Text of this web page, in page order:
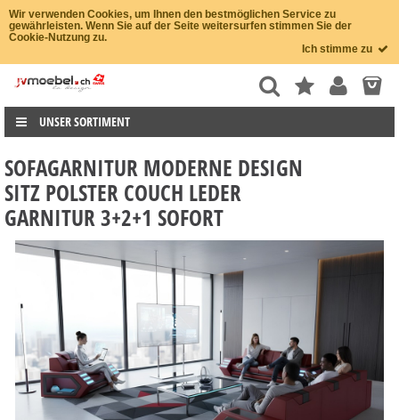
Wir verwenden Cookies, um Ihnen den bestmöglichen Service zu
gewährleisten. Wenn Sie auf der Seite weitersurfen stimmen Sie der
Cookie-Nutzung zu.
Ich stimme zu
UNSER SORTIMENT
SOFAGARNITUR MODERNE DESIGN
SITZ POLSTER COUCH LEDER
GARNITUR 3+2+1 SOFORT